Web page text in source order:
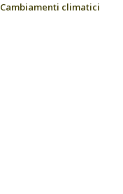
Cambiamenti climatici